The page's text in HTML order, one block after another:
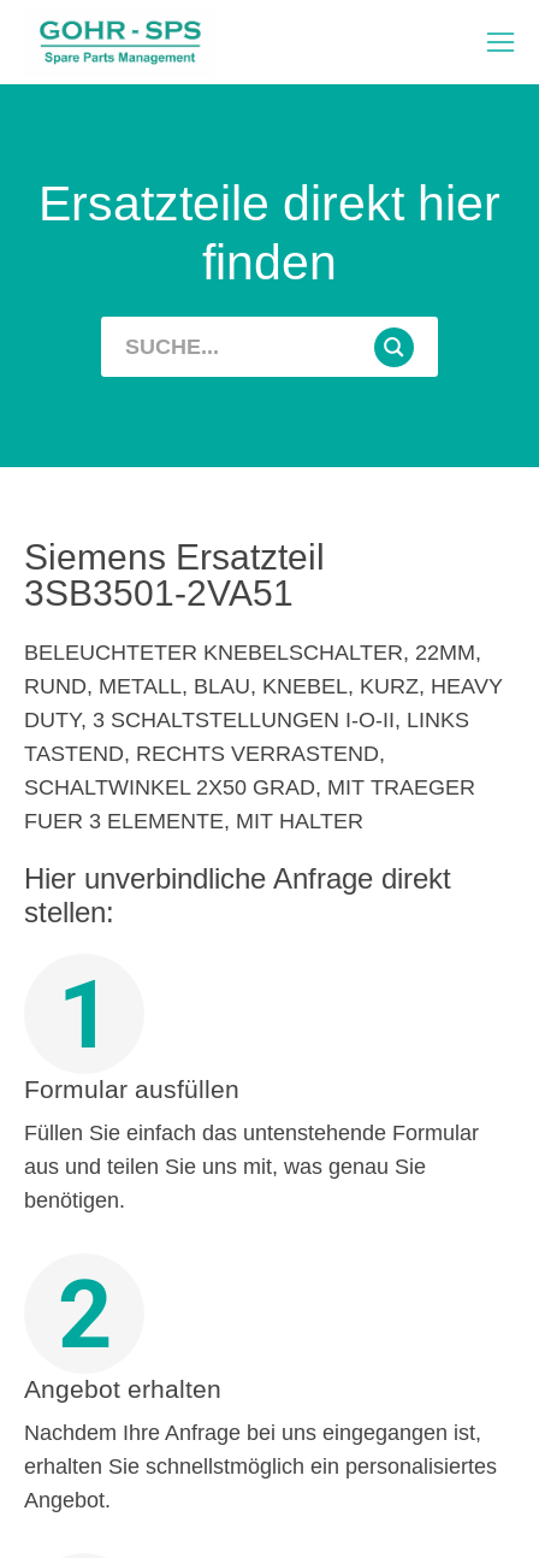
Ersatzteile direkt hier
finden
Siemens Ersatzteil
3SB3501-2VA51
BELEUCHTETER KNEBELSCHALTER, 22MM,
RUND, METALL, BLAU, KNEBEL, KURZ, HEAVY
DUTY, 3 SCHALTSTELLUNGEN I-O-II, LINKS
TASTEND, RECHTS VERRASTEND,
SCHALTWINKEL 2X50 GRAD, MIT TRAEGER
FUER 3 ELEMENTE, MIT HALTER
Hier unverbindliche Anfrage direkt
stellen:
1
Formular ausfüllen
Füllen Sie einfach das untenstehende Formular
aus und teilen Sie uns mit, was genau Sie
benötigen.
2
Angebot erhalten
Nachdem Ihre Anfrage bei uns eingegangen ist,
erhalten Sie schnellstmöglich ein personalisiertes
Angebot.